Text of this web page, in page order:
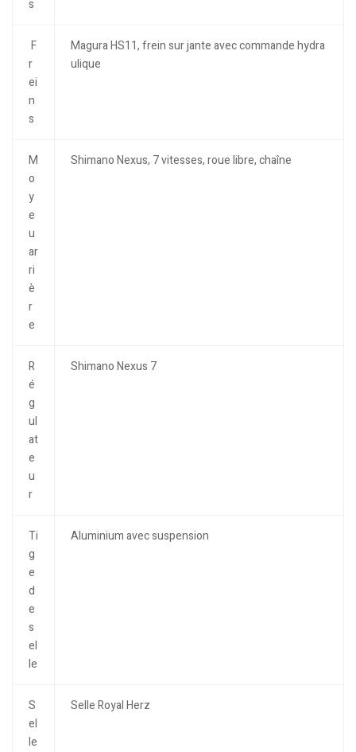
s
F
r
ei
n
s
Magura HS11, frein sur jante avec commande hydra
ulique
M
o
y
e
u
ar
ri
è
r
e
Shimano Nexus, 7 vitesses, roue libre, chaîne
R
é
g
ul
at
e
u
r
Shimano Nexus 7
Ti
g
e
d
e
s
el
le
Aluminium avec suspension
S
el
le
Selle Royal Herz